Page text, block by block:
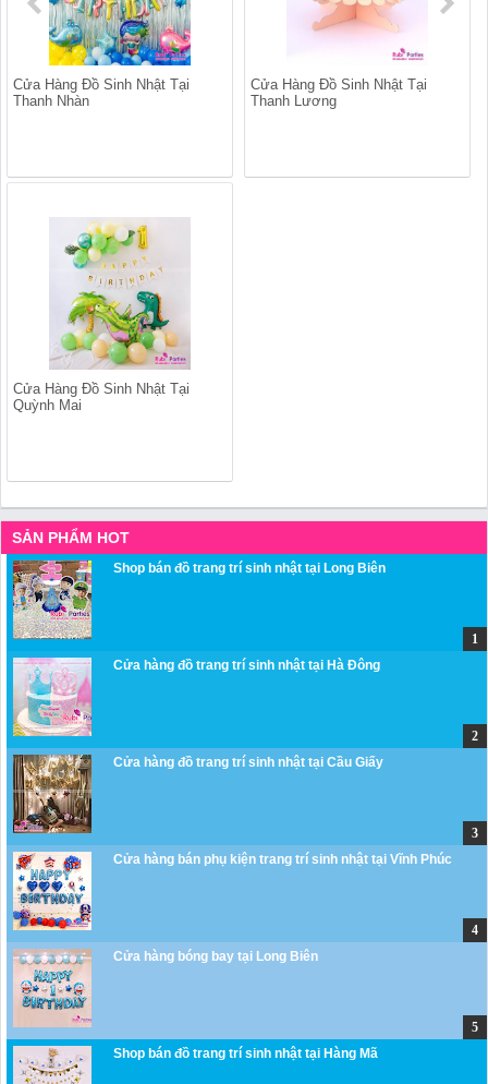
Cửa Hàng Đồ Sinh Nhật Tại
Thanh Nhàn
Cửa Hàng Đồ Sinh Nhật Tại
Thanh Lương
Cửa Hàng Đồ Sinh Nhật Tại
Quỳnh Mai
SẢN PHẨM HOT
Shop bán đồ trang trí sinh nhật tại Long Biên
Cửa hàng đồ trang trí sinh nhật tại Hà Đông
Cửa hàng đồ trang trí sinh nhật tại Cầu Giấy
Cửa hàng bán phụ kiện trang trí sinh nhật tại Vĩnh Phúc
Cửa hàng bóng bay tại Long Biên
Shop bán đồ trang trí sinh nhật tại Hàng Mã